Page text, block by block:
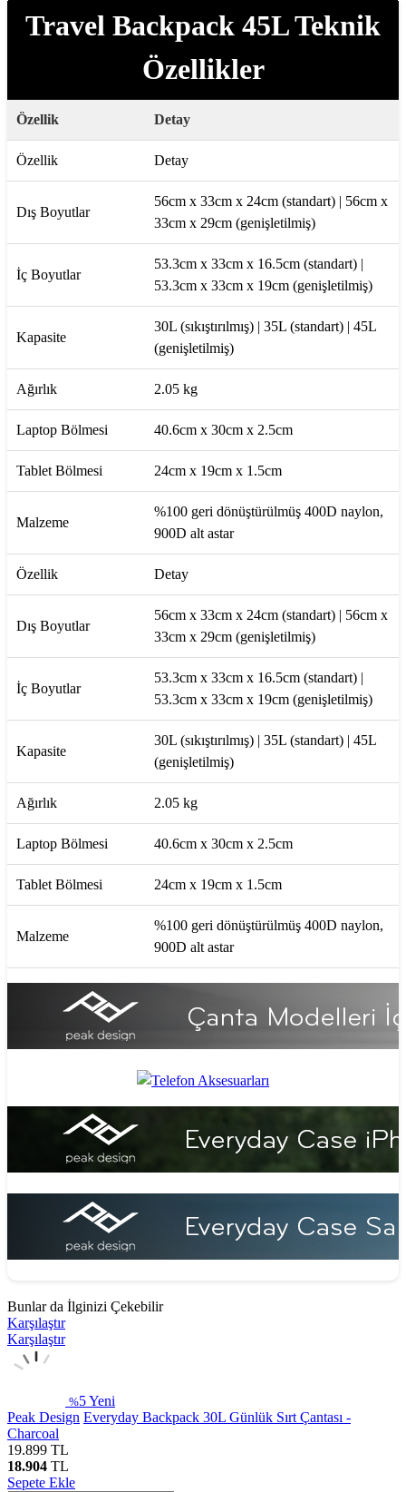
Travel Backpack 45L Teknik
Özellikler
Özellik Detay
Özellik Detay
Dış Boyutlar
56cm x 33cm x 24cm (standart) | 56cm x
33cm x 29cm (genişletilmiş)
İç Boyutlar
53.3cm x 33cm x 16.5cm (standart) |
53.3cm x 33cm x 19cm (genişletilmiş)
Kapasite
30L (sıkıştırılmış) | 35L (standart) | 45L
(genişletilmiş)
Ağırlık 2.05 kg
Laptop Bölmesi 40.6cm x 30cm x 2.5cm
Tablet Bölmesi 24cm x 19cm x 1.5cm
Malzeme
%100 geri dönüştürülmüş 400D naylon,
900D alt astar
Özellik Detay
Dış Boyutlar
56cm x 33cm x 24cm (standart) | 56cm x
33cm x 29cm (genişletilmiş)
İç Boyutlar
53.3cm x 33cm x 16.5cm (standart) |
53.3cm x 33cm x 19cm (genişletilmiş)
Kapasite
30L (sıkıştırılmış) | 35L (standart) | 45L
(genişletilmiş)
Ağırlık 2.05 kg
Laptop Bölmesi 40.6cm x 30cm x 2.5cm
Tablet Bölmesi 24cm x 19cm x 1.5cm
Malzeme
%100 geri dönüştürülmüş 400D naylon,
900D alt astar
Bunlar da İlginizi Çekebilir
Karşılaştır
Karşılaştır
%5Yeni
Peak Design Everyday Backpack 30L Günlük Sırt Çantası -
Charcoal
19.899 TL
18.904 TL
Sepete Ekle